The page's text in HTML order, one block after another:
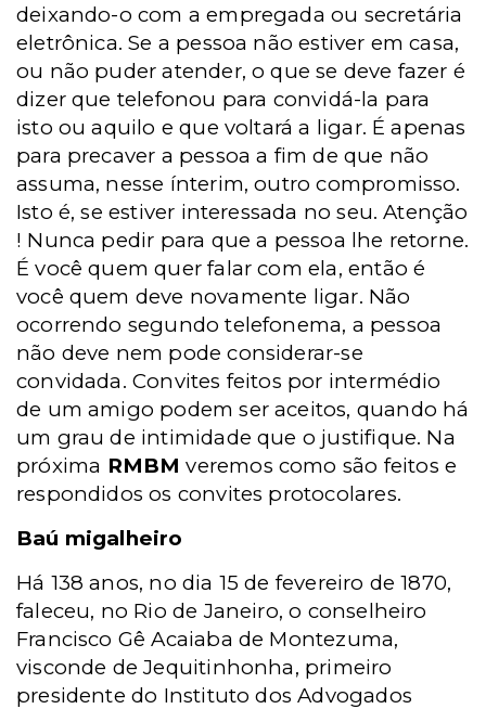
deixando-o com a empregada ou secretária
eletrônica. Se a pessoa não estiver em casa,
ou não puder atender, o que se deve fazer é
dizer que telefonou para convidá-la para
isto ou aquilo e que voltará a ligar. É apenas
para precaver a pessoa a fim de que não
assuma, nesse ínterim, outro compromisso.
Isto é, se estiver interessada no seu. Atenção
! Nunca pedir para que a pessoa lhe retorne.
É você quem quer falar com ela, então é
você quem deve novamente ligar. Não
ocorrendo segundo telefonema, a pessoa
não deve nem pode considerar-se
convidada. Convites feitos por intermédio
de um amigo podem ser aceitos, quando há
um grau de intimidade que o justifique. Na
próxima RMBM veremos como são feitos e
respondidos os convites protocolares.
Baú migalheiro
Há 138 anos, no dia 15 de fevereiro de 1870,
faleceu, no Rio de Janeiro, o conselheiro
Francisco Gê Acaiaba de Montezuma,
visconde de Jequitinhonha, primeiro
presidente do Instituto dos Advogados